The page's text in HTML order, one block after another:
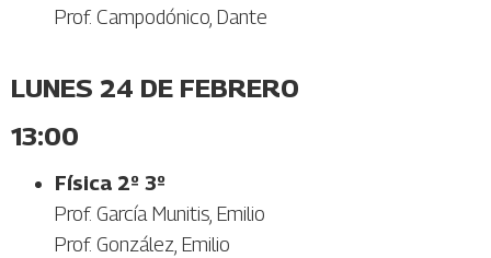
Prof. Campodónico, Dante
LUNES 24 DE FEBRERO
13:00
Física 2º 3º
Prof. García Munitis, Emilio
Prof. González, Emilio